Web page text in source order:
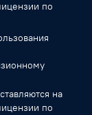
по
на
по